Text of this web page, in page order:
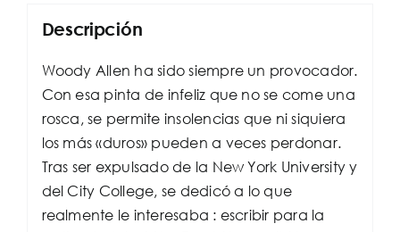
Descripción
Woody Allen ha sido siempre un provocador.
Con esa pinta de infeliz que no se come una
rosca, se permite insolencias que ni siquiera
los más «duros» pueden a veces perdonar.
Tras ser expulsado de la New York University y
del City College, se dedicó a lo que
realmente le interesaba : escribir para la